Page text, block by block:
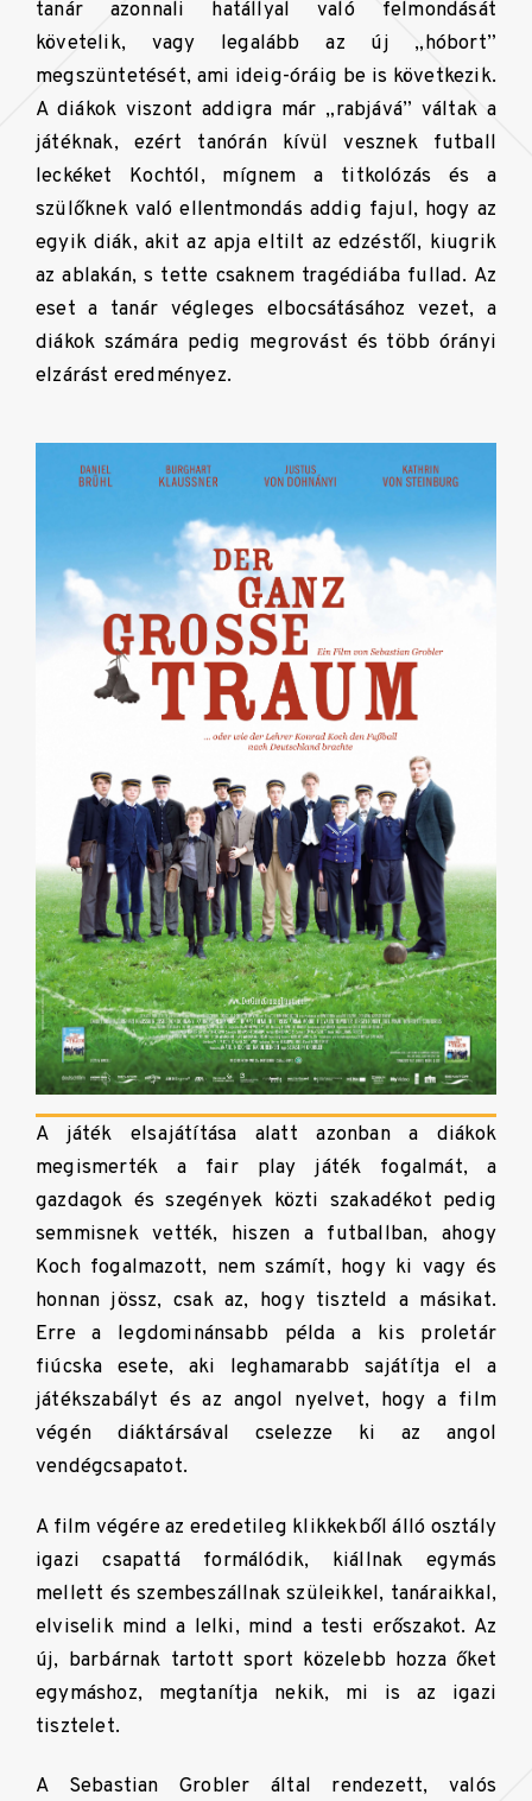
tanár azonnali hatállyal való felmondását
követelik, vagy legalább az új „hóbort”
megszüntetését, ami ideig-óráig be is következik.
A diákok viszont addigra már „rabjává” váltak a
játéknak, ezért tanórán kívül vesznek futball
leckéket Kochtól, mígnem a titkolózás és a
szülőknek való ellentmondás addig fajul, hogy az
egyik diák, akit az apja eltilt az edzéstől, kiugrik
az ablakán, s tette csaknem tragédiába fullad. Az
eset a tanár végleges elbocsátásához vezet, a
diákok számára pedig megrovást és több órányi
elzárást eredményez.
A játék elsajátítása alatt azonban a diákok
megismerték a fair play játék fogalmát, a
gazdagok és szegények közti szakadékot pedig
semmisnek vették, hiszen a futballban, ahogy
Koch fogalmazott, nem számít, hogy ki vagy és
honnan jössz, csak az, hogy tiszteld a másikat.
Erre a legdominánsabb példa a kis proletár
fiúcska esete, aki leghamarabb sajátítja el a
játékszabályt és az angol nyelvet, hogy a film
végén diáktársával cselezze ki az angol
vendégcsapatot.
A film végére az eredetileg klikkekből álló osztály
igazi csapattá formálódik, kiállnak egymás
mellett és szembeszállnak szüleikkel, tanáraikkal,
elviselik mind a lelki, mind a testi erőszakot. Az
új, barbárnak tartott sport közelebb hozza őket
egymáshoz, megtanítja nekik, mi is az igazi
tisztelet.
A Sebastian Grobler által rendezett, valós